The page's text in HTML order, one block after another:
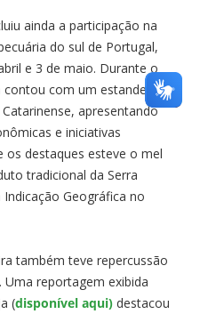
ainda a participação na
do sul de Portugal,
e 3 de maio. Durante o
com um estande
apresentando
e iniciativas
os destaques esteve o mel
tradicional da Serra
Geográfica no
também teve repercussão
reportagem exibida
(disponível aqui) destacou